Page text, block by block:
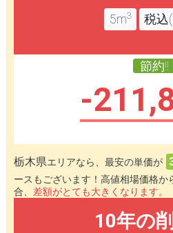
5m3 税込
節約!!
-
栃木県エリアなら、最安の単価が
ースもございます！高値相場価格か
合、 差額がとても大きくなります。
10年の